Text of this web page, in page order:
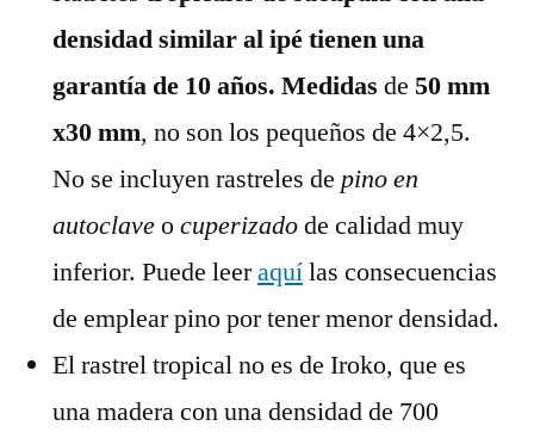
densidad similar al ipé tienen una
garantía de 10 años. Medidas de 50 mm
x30 mm, no son los pequeños de 4×2,5.
No se incluyen rastreles de pino en
autoclaveocuperizadode calidad muy
inferior. Puede leeraquílas consecuencias
de emplear pino por tener menor densidad.
El rastrel tropical no es de Iroko, que es
una madera con una densidad de 700